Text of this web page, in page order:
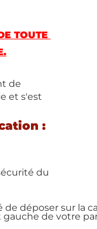
TOUTE
de
et s'est
:
du
de déposer sur la
de votre